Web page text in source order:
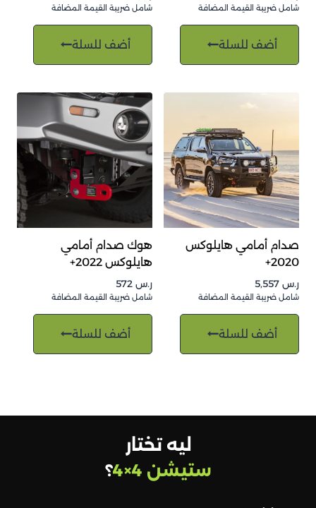
شامل ضريبة القيمة المضافة
أضف للسلة
شامل ضريبة القيمة المضافة
أضف للسلة
صدام أمامي هايلوكس
2020+
ر.س
شامل ضريبة القيمة المضافة
أضف للسلة
هوك صدام أمامي
هايلوكس 2022+
ر.س
شامل ضريبة القيمة المضافة
أضف للسلة
ليه تختار
ستيشن 4×4
؟